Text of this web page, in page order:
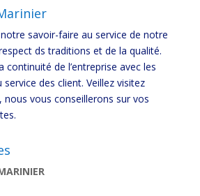
savoir-faire au service de notre
ds traditions et de la qualité.
continuité de l’entreprise avec les
des client. Veillez visitez
vous conseillerons sur vos